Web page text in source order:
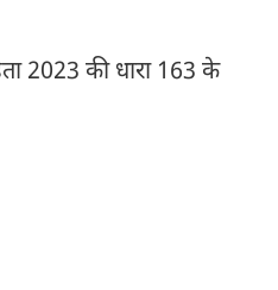
2023 की धारा 163 के